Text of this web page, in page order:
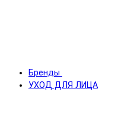
Бренды
УХОД ДЛЯ ЛИЦА